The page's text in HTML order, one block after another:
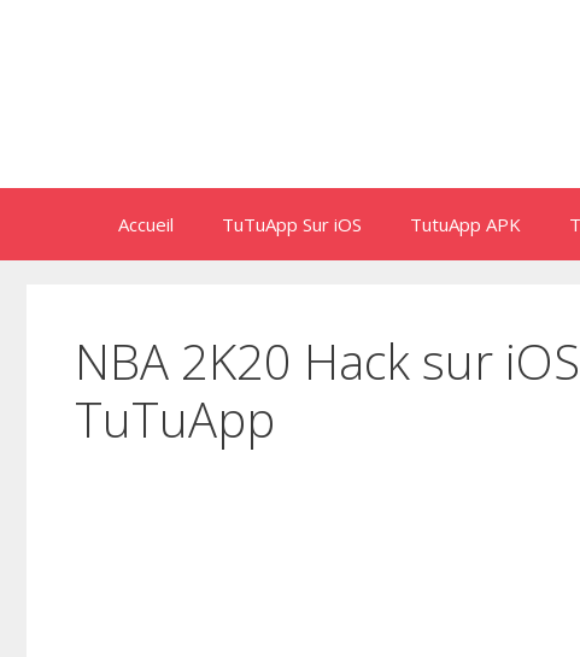
Accueil TuTuApp Sur iOS TutuApp APK
NBA 2K20 Hack sur
TuTuApp